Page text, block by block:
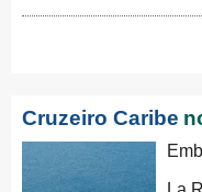
Cruzeiro Caribe